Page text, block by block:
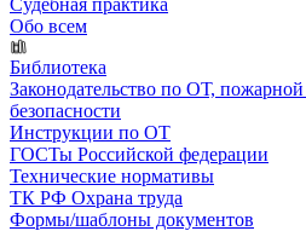
Судебная практика
Обо всем
Библиотека
Законодательство по ОТ,
безопасности
Инструкции по ОТ
ГОСТы Российской федерации
Технические нормативы
ТК РФ Охрана труда
Формы/шаблоны документов